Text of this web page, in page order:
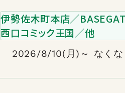
伊勢佐木町本店／
西口コミック王国／他
2026/8/10(月)～ なくな